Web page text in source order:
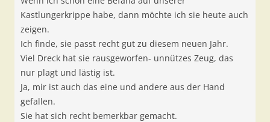
Kastlungerkrippe habe, dann möchte ich sie heute auch
zeigen.
Ich finde, sie passt recht gut zu diesem neuen Jahr.
Viel Dreck hat sie rausgeworfen- unnützes Zeug, das
nur plagt und lästig ist.
Ja, mir ist auch das eine und andere aus der Hand
gefallen.
Sie hat sich recht bemerkbar gemacht.